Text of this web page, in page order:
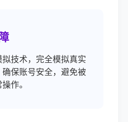
技术，完全模拟真实
保账号安全，避免被
作。